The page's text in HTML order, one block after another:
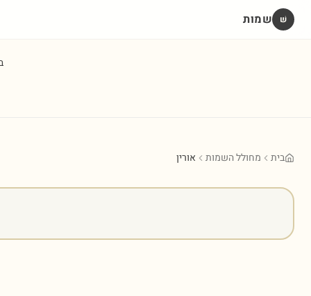
שׁ שמות
בית מחולל השמות אורין